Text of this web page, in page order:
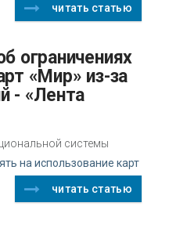
читать статью
«Мир» из-за
- «Лента
системы
на использование карт
читать статью